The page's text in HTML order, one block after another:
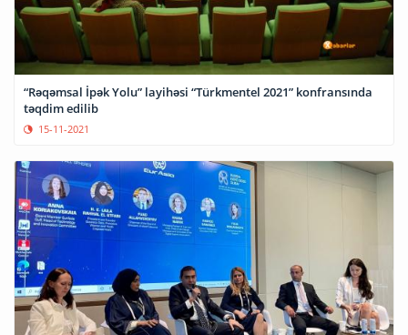
“Rəqəmsal İpək Yolu” layihəsi “Türkmentel 2021” konfransında
təqdim edilib
15-11-2021